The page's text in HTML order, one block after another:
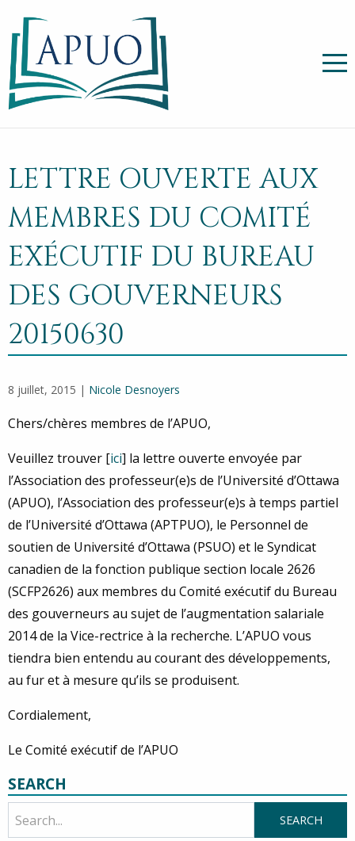
LETTRE OUVERTE AUX
MEMBRES DU COMITÉ
EXÉCUTIF DU BUREAU
DES GOUVERNEURS
20150630
8 juillet, 2015 | Nicole Desnoyers
Chers/chères membres de l’APUO,
Veuillez trouver [ici] la lettre ouverte envoyée par
l’Association des professeur(e)s de l’Université d’Ottawa
(APUO), l’Association des professeur(e)s à temps partiel
de l’Université d’Ottawa (APTPUO), le Personnel de
soutien de Université d’Ottawa (PSUO) et le Syndicat
canadien de la fonction publique section locale 2626
(SCFP2626) aux membres du Comité exécutif du Bureau
des gouverneurs au sujet de l’augmentation salariale
2014 de la Vice-rectrice à la recherche. L’APUO vous
tiendra bien entendu au courant des développements,
au fur et à mesure qu’ils se produisent.
Cordialement,
Le Comité exécutif de l’APUO
SEARCH